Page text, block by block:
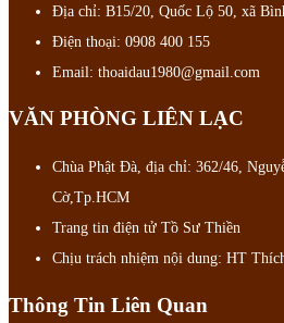
Địa chỉ: B15/20, Quốc Lộ 50, xã
Điện thoại: 0908 400 155
Email: thoaidau1980@gmail.com
VĂN PHÒNG LIÊN LẠC
Chùa Phật Đà, địa chỉ: 362/46,
Cờ,Tp.HCM
Trang tin điện tử Tồ Sư Thiền
Chịu trách nhiệm nội dung: HT
Thông Tin Liên Quan